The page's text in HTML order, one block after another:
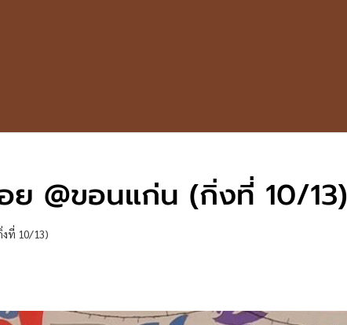
ย @ขอนแก่น (กิ่งที่ 10/13)
ที่ 10/13)